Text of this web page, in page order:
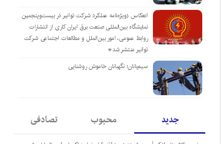
انعکاس (ویژه‌نامه عملکرد شرکت توانیر در بیست‌وپنجمین
نمایشگاه بین‌المللی صنعت برق ایران کاری از انتشارات
روابط عمومی، امور بین‌الملل و مطالعات اجتماعی شرکت
توانیر منتشر شد*
سیم‌بانان؛ نگهبانان خاموش روشنایی
جدید محبوب تصادفی